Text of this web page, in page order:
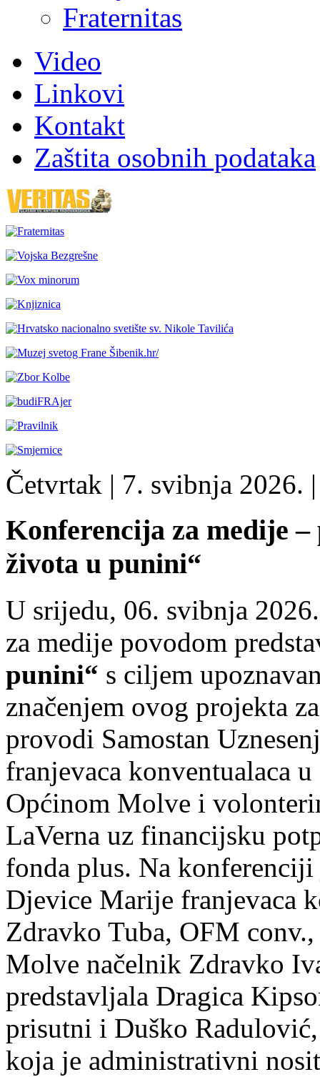
Fraternitas
Video
Linkovi
Kontakt
Zaštita osobnih podataka
Četvrtak | 7. svibnja 2026. |
Konferencija za medije
života u punini“
U srijedu, 06. svibnja
za medije povodom
punini“ s ciljem
značenjem ovog projekta
provodi Samostan
franjevaca konventualaca
Općinom Molve i
LaVerna uz financijsku
fonda plus. Na konferenciji
Djevice Marije franjevaca
Zdravko Tuba, OFM
Molve načelnik Zdravko
predstavljala Dragica
prisutni i Duško
koja je administrativni